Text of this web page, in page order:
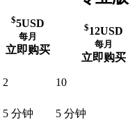
$5USD
每月
立即购买
$12USD
每月
立即购买
2 10
5 分钟 5 分钟